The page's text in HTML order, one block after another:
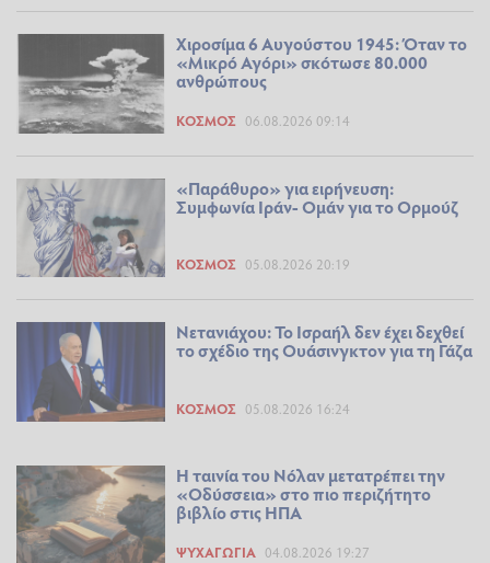
Χιροσίμα 6 Αυγούστου 1945: Όταν το
«Μικρό Αγόρι» σκότωσε 80.000
ανθρώπους
ΚΌΣΜΟΣ 06.08.2026 09:14
«Παράθυρο» για ειρήνευση:
Συμφωνία Ιράν- Ομάν για το Ορμούζ
ΚΌΣΜΟΣ 05.08.2026 20:19
Νετανιάχου: Το Ισραήλ δεν έχει δεχθεί
το σχέδιο της Ουάσινγκτον για τη Γάζα
ΚΌΣΜΟΣ 05.08.2026 16:24
Η ταινία του Νόλαν μετατρέπει την
«Οδύσσεια» στο πιο περιζήτητο
βιβλίο στις ΗΠΑ
ΨΥΧΑΓΩΓΊΑ 04.08.2026 19:27